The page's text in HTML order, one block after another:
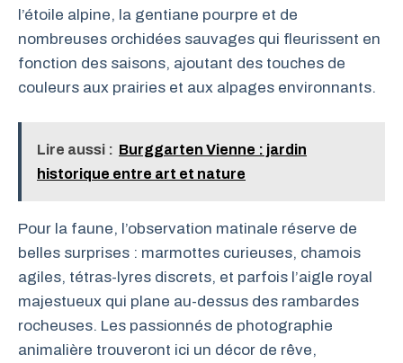
l’étoile alpine, la gentiane pourpre et de
nombreuses orchidées sauvages qui fleurissent en
fonction des saisons, ajoutant des touches de
couleurs aux prairies et aux alpages environnants.
Lire aussi : Burggarten Vienne : jardin
historique entre art et nature
Pour la faune, l’observation matinale réserve de
belles surprises : marmottes curieuses, chamois
agiles, tétras-lyres discrets, et parfois l’aigle royal
majestueux qui plane au-dessus des rambardes
rocheuses. Les passionnés de photographie
animalière trouveront ici un décor de rêve,